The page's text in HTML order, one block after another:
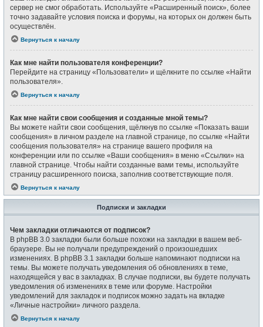
сервер не смог обработать. Используйте «Расширенный поиск», более
точно задавайте условия поиска и форумы, на которых он должен быть
осуществлён.
Вернуться к началу
Как мне найти пользователя конференции?
Перейдите на страницу «Пользователи» и щёлкните по ссылке «Найти
пользователя».
Вернуться к началу
Как мне найти свои сообщения и созданные мной темы?
Вы можете найти свои сообщения, щёлкнув по ссылке «Показать ваши
сообщения» в личном разделе на главной странице, по ссылке «Найти
сообщения пользователя» на странице вашего профиля на
конференции или по ссылке «Ваши сообщения» в меню «Ссылки» на
главной странице. Чтобы найти созданные вами темы, используйте
страницу расширенного поиска, заполнив соответствующие поля.
Вернуться к началу
Подписки и закладки
Чем закладки отличаются от подписок?
В phpBB 3.0 закладки были больше похожи на закладки в вашем веб-
браузере. Вы не получали предупреждений о произошедших
изменениях. В phpBB 3.1 закладки больше напоминают подписки на
темы. Вы можете получать уведомления об обновлениях в теме,
находящейся у вас в закладках. В случае подписки, вы будете получать
уведомления об изменениях в теме или форуме. Настройки
уведомлений для закладок и подписок можно задать на вкладке
«Личные настройки» личного раздела.
Вернуться к началу